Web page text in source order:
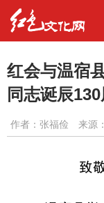
红会与温宿
同志诞辰
作者： 张福俭 来源
致